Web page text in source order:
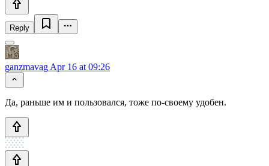
Reply
ganzmavag Apr 16 at 09:26
Да, раньше им и пользовался, тоже по-своему удобен.